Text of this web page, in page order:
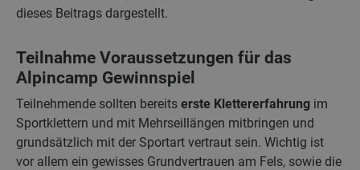
dieses Beitrags dargestellt.
Teilnahme Voraussetzungen für das
Alpincamp Gewinnspiel
Teilnehmende sollten bereits erste Klettererfahrung im
Sportklettern und mit Mehrseillängen mitbringen und
grundsätzlich mit der Sportart vertraut sein. Wichtig ist
vor allem ein gewisses Grundvertrauen am Fels, sowie die